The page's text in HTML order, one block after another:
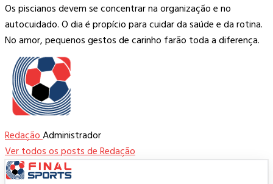
Os piscianos devem se concentrar na organização e no
autocuidado. O dia é propício para cuidar da saúde e da rotina.
No amor, pequenos gestos de carinho farão toda a diferença.
RedaçãoAdministrador
Ver todos os posts de Redação